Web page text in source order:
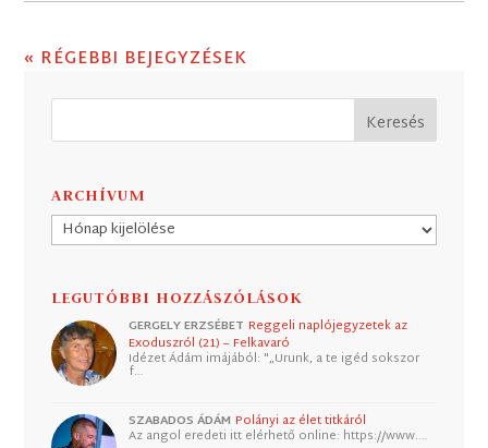
« RÉGEBBI BEJEGYZÉSEK
ARCHÍVUM
Archívum
LEGUTÓBBI HOZZÁSZÓLÁSOK
GERGELY ERZSÉBET Reggeli naplójegyzetek az
Exoduszról (21) – Felkavaró
Idézet Ádám imájából: "„Urunk, a te igéd sokszor
f…
SZABADOS ÁDÁM Polányi az élet titkáról
Az angol eredeti itt elérhető online: https://www.…